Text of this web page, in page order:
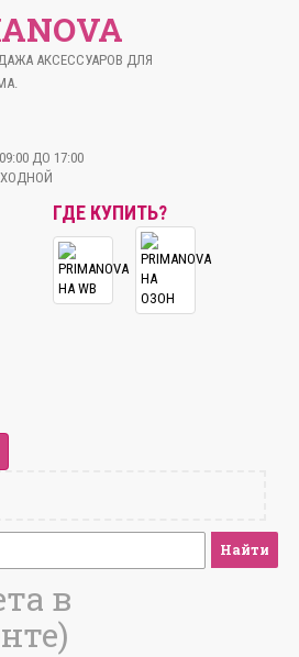
АКСЕССУАРОВ ДЛЯ
ДО 17:00
ГДЕ КУПИТЬ?
Найти
в